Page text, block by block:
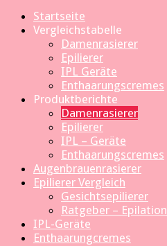
Startseite
Vergleichstabelle
Damenrasierer
Epilierer
IPL Geräte
Enthaarungscremes
Produktberichte
Damenrasierer
Epilierer
IPL – Geräte
Enthaarungscremes
Augenbrauenrasierer
Epilierer Vergleich
Gesichtsepilierer
Ratgeber – Epilation
IPL-Geräte
Enthaarungcremes